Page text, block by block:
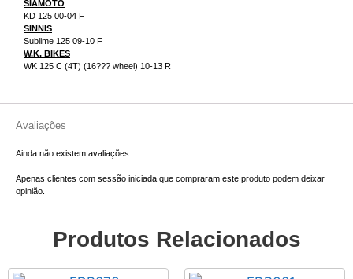
SIAMOTO
KD 125 00-04 F
SINNIS
Sublime 125 09-10 F
W.K. BIKES
WK 125 C (4T) (16??? wheel) 10-13 R
Avaliações
Ainda não existem avaliações.
Apenas clientes com sessão iniciada que compraram este produto podem deixar
opinião.
Produtos Relacionados